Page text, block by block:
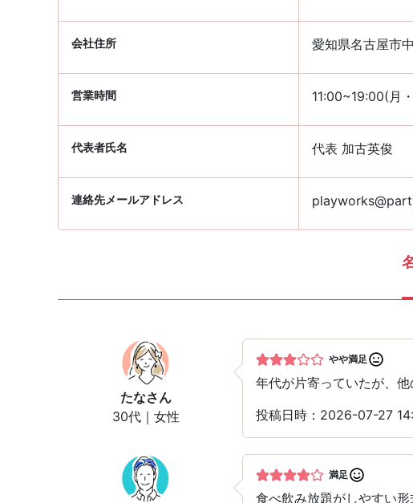
会社住所 愛知県名古屋市
営業時間 11:00~19:00(月
代表者氏名 代表 加古英俊
連絡先メールアドレス
たなさん
30代｜女性
やや満足
年代が片寄っていたが、他
投稿日時：2026-07-27
満足
食べ飲み放題がしやすい形